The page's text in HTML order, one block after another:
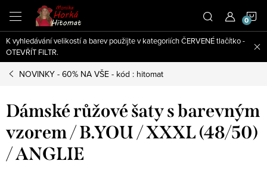
obsah
K vyhledávání velikostí a barev použijte v kategoriích ČERVENÉ tlačítko -
OTEVŘÍT FILTR.
NOVINKY - 60% NA VŠE - kód : hitomat
Dámské růžové šaty s barevným
vzorem / B.YOU / XXXL (48/50)
/ ANGLIE